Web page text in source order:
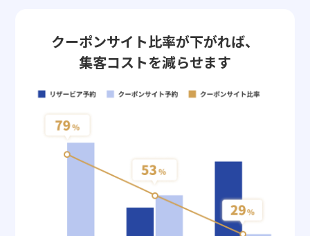
クーポンサイト比率が下がれば、
集客コストを減らせます